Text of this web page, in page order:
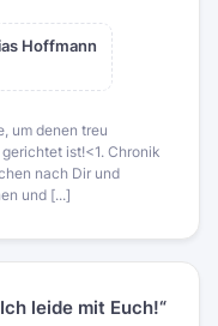
Hoffmann
um denen treu
ist!<1. Chronik
nach Dir und
und [...]
leide mit Euch!“